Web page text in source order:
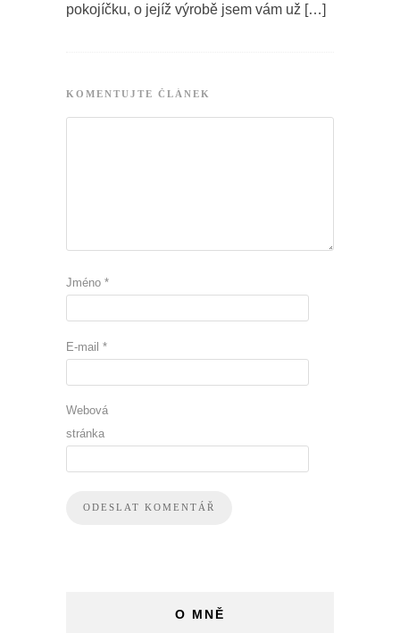
pokojíčku, o jejíž výrobě jsem vám už […]
KOMENTUJTE ČLÁNEK
Jméno *
E-mail *
Webová
stránka
O MNĚ